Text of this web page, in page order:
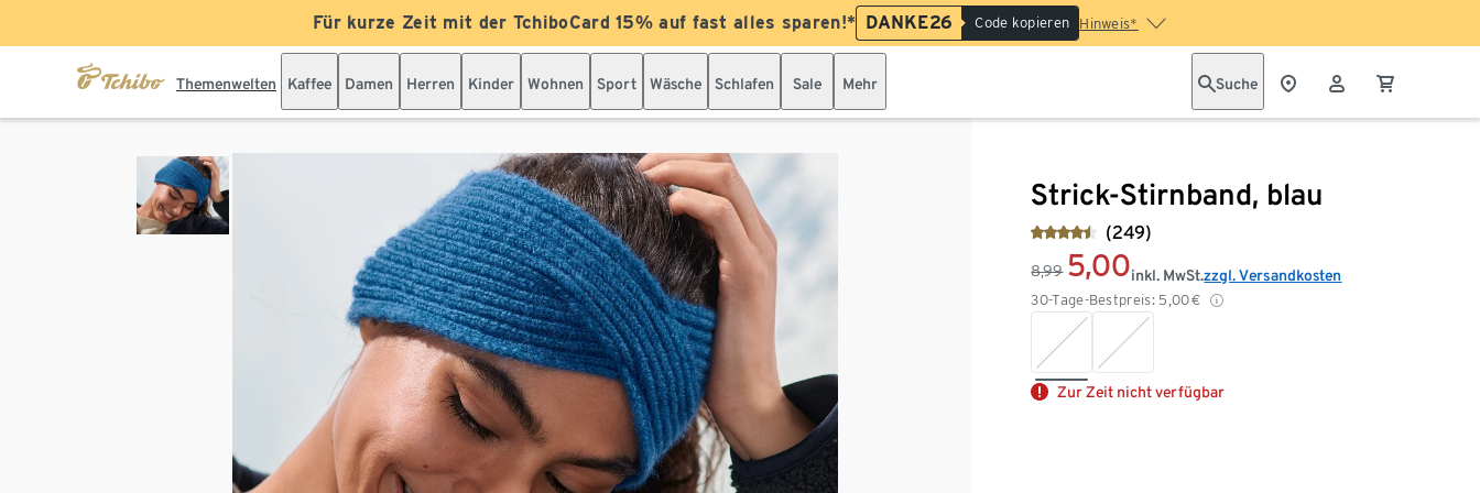
Für kurze Zeit mit der TchiboCard 15% auf fast alles sparen!* DANKE26 Code kopieren Hinweis*
Themenwelten Kaffee Damen Herren Kinder Wohnen Sport Wäsche Schlafen Sale Mehr Suche
Strick-Stirnband, blau
(249)
8,99 5,00
30-Tage-Bestpreis: 5,00€
inkl. MwSt.zzgl. Versandkosten
Zur Zeit nicht verfügbar